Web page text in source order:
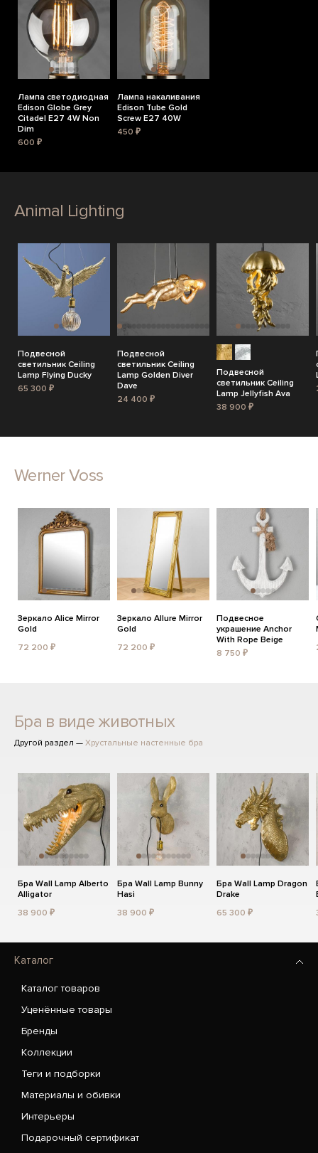
Лампа светодиодная
Edison Globe Grey
Citadel E27 4W Non
Dim
600 ₽
Лампа накаливания
Edison Tube Gold
Screw E27 40W
450 ₽
Animal Lighting
Подвесной
светильник Ceiling
Lamp Flying Ducky
65 300 ₽
Подвесной
светильник Ceiling
Lamp Golden Diver
Dave
24 400 ₽
Подвесной
светильник Ceiling
Lamp Jellyfish Ava
38 900 ₽
Werner Voss
Зеркало Alice Mirror
Gold
72 200 ₽
Зеркало Allure Mirror
Gold
72 200 ₽
Подвесное
украшение Anchor
With Rope Beige
8 750 ₽
Бра в виде животных
Другой раздел — Хрустальные настенные бра
Бра Wall Lamp Alberto
Alligator
38 900 ₽
Бра Wall Lamp Bunny
Hasi
38 900 ₽
Бра Wall Lamp Dragon
Drake
65 300 ₽
Каталог
Каталог товаров
Уценённые товары
Бренды
Коллекции
Теги и подборки
Материалы и обивки
Интерьеры
Подарочный сертификат